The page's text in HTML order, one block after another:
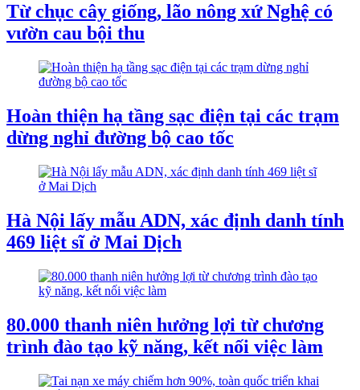
Từ chục cây giống, lão nông xứ Nghệ có
vườn cau bội thu
Hoàn thiện hạ tầng sạc điện tại các trạm
dừng nghỉ đường bộ cao tốc
Hà Nội lấy mẫu ADN, xác định danh tính
469 liệt sĩ ở Mai Dịch
80.000 thanh niên hưởng lợi từ chương
trình đào tạo kỹ năng, kết nối việc làm